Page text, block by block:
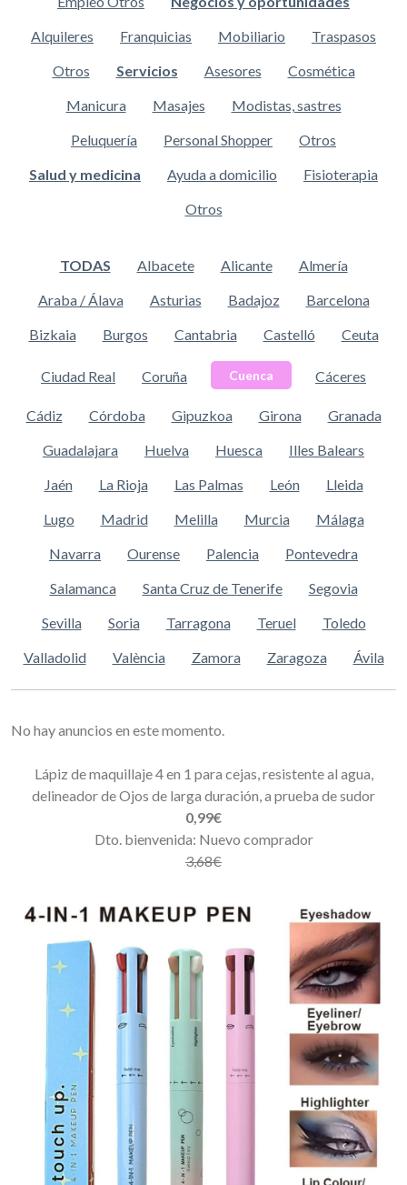
Alquileres
Franquicias Mobiliario
Traspasos
Otros
Servicios Asesores
Cosmética
Manicura
Masajes
Modistas, sastres
Peluquería
Personal Shopper
Otros
Salud y medicina
Ayuda a domicilio
Fisioterapia
Otros
TODAS Albacete Alicante
Almería
Araba / Álava
Asturias Badajoz
Barcelona
Bizkaia
Burgos Cantabria Castelló Ceuta
Ciudad Real Coruña Cuenca Cáceres
Cádiz Córdoba Gipuzkoa Girona
Granada
Guadalajara
Huelva Huesca
Illes Balears
Jaén
La Rioja Las Palmas León
Lleida
Lugo
Madrid Melilla Murcia
Málaga
Navarra
Ourense Palencia
Pontevedra
Salamanca
Santa Cruz de Tenerife
Segovia
Sevilla
Soria Tarragona Teruel
Toledo
Valladolid
València Zamora Zaragoza Ávila
No hay anuncios en este momento.
Lápiz de maquillaje 4 en 1 para cejas, resistente al agua,
delineador de Ojos de larga duración, a prueba de sudor
0,99€
Dto. bienvenida: Nuevo comprador
3,68€